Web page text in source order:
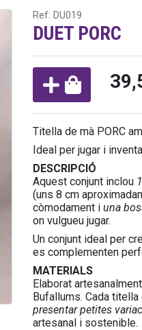
Ref: DU019
DUET PORC
Titella de mà PORC
Ideal per jugar i
DESCRIPCIÓ
Aquest conjunt inclou
(uns 8 cm
còmodament i una
on vulgueu jugar.
Un conjunt ideal per
es complementen
MATERIALS
Elaborat
Bufallums. Cada
presentar petites
artesanal i sostenible.